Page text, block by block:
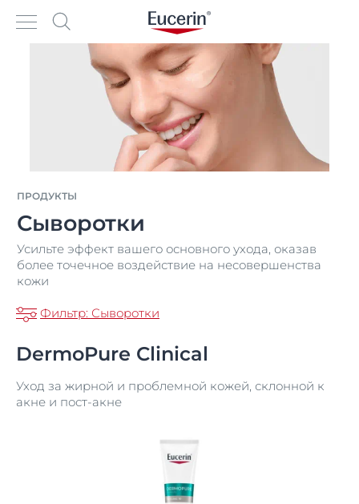
ПРОДУКТЫ
Сыворотки
Усильте эффект вашего основного ухода, оказав
более точечное воздействие на несовершенства
кожи
Фильтр: Сыворотки
DermoPure Clinical
Уход за жирной и проблемной кожей, склонной к
акне и пост-акне